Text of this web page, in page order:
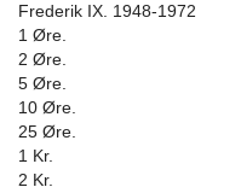
Frederik IX. 1948-1972
1 Øre.
2 Øre.
5 Øre.
10 Øre.
25 Øre.
1 Kr.
2 Kr.